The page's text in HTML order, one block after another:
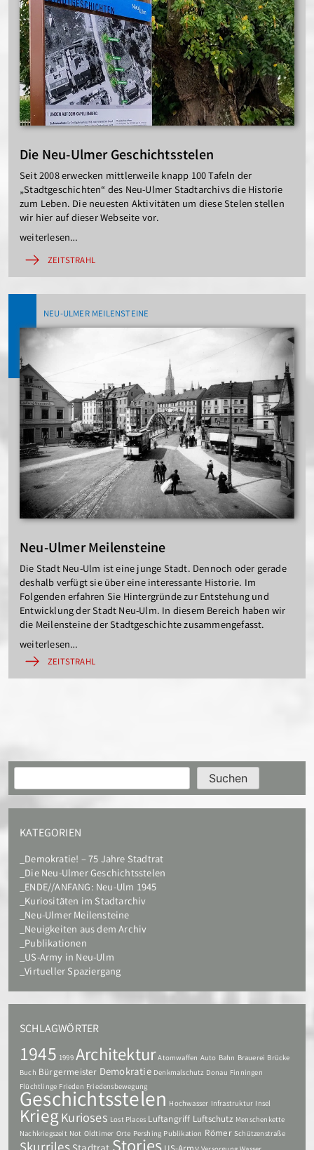
Die Neu-Ulmer Geschichtsstelen
Seit 2008 erwecken mittlerweile knapp 100 Tafeln der
„Stadtgeschichten“ des Neu-Ulmer Stadtarchivs die Historie
zum Leben. Die neuesten Aktivitäten um diese Stelen stellen
wir hier auf dieser Webseite vor.
weiterlesen…
ZEITSTRAHL
NEU-ULMER MEILENSTEINE
Neu-Ulmer Meilensteine
Die Stadt Neu-Ulm ist eine junge Stadt. Dennoch oder gerade
deshalb verfügt sie über eine interessante Historie. Im
Folgenden erfahren Sie Hintergründe zur Entstehung und
Entwicklung der Stadt Neu-Ulm. In diesem Bereich haben wir
die Meilensteine der Stadtgeschichte zusammengefasst.
weiterlesen…
ZEITSTRAHL
Suchen Suchen
KATEGORIEN
Demokratie! – 75 Jahre Stadtrat
Die Neu-Ulmer Geschichtsstelen
ENDE//ANFANG: Neu-Ulm 1945
Kuriositäten im Stadtarchiv
Neu-Ulmer Meilensteine
Neuigkeiten aus dem Archiv
Publikationen
US-Army in Neu-Ulm
Virtueller Spaziergang
SCHLAGWÖRTER
1945 1999 Architektur Atomwaffen Auto Bahn Brauerei Brücke
Buch Bürgermeister Demokratie Denkmalschutz Donau Finningen
Flüchtlinge Frieden Friedensbewegung
Geschichtsstelen Hochwasser Infrastruktur Insel
KriegKurioses Lost Places Luftangriff Luftschutz Menschenkette
Nachkriegszeit Not Oldtimer Orte Pershing Publikation Römer Schützenstraße